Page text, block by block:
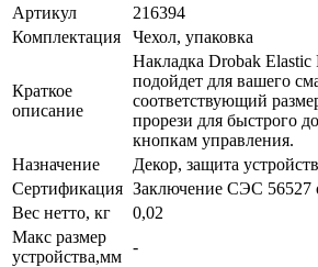
Артикул
216394
Комплектация
Чехол, упаковка
Краткое
описание
Накладка Drobak Elastic
подойдет для вашего
соответствующий
прорези для быстрого
кнопкам управления.
Назначение
Декор, защита
Сертификация Заключение СЭС 56527
Вес нетто, кг
0,02
Макс размер
устройства,мм
-